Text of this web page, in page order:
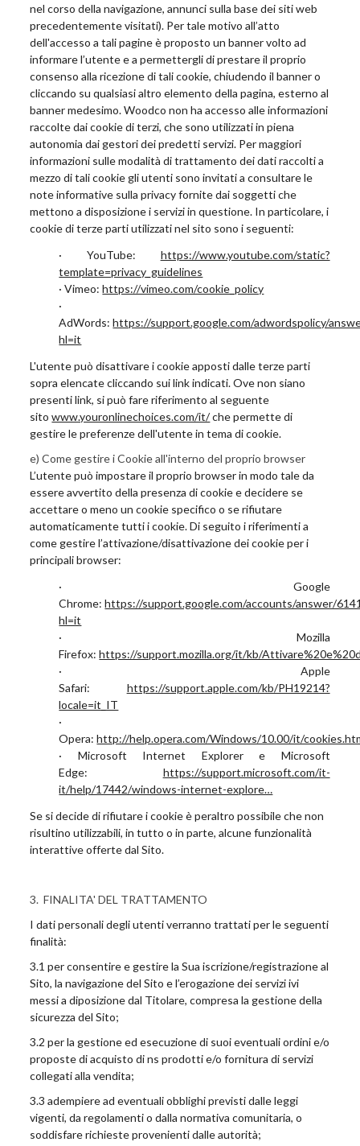
nel corso della navigazione, annunci sulla base dei siti web
precedentemente visitati). Per tale motivo all’atto
dell'accesso a tali pagine è proposto un banner volto ad
informare l’utente e a permettergli di prestare il proprio
consenso alla ricezione di tali cookie, chiudendo il banner o
cliccando su qualsiasi altro elemento della pagina, esterno al
banner medesimo. Woodco non ha accesso alle informazioni
raccolte dai cookie di terzi, che sono utilizzati in piena
autonomia dai gestori dei predetti servizi. Per maggiori
informazioni sulle modalità di trattamento dei dati raccolti a
mezzo di tali cookie gli utenti sono invitati a consultare le
note informative sulla privacy fornite dai soggetti che
mettono a disposizione i servizi in questione. In particolare, i
cookie di terze parti utilizzati nel sito sono i seguenti:
· YouTube: https://www.youtube.com/static?
template=privacy_guidelines
· Vimeo:https://vimeo.com/cookie_policy
·
AdWords:https://support.google.com/adwordspolicy/
hl=it
L'utente può disattivare i cookie apposti dalle terze parti
sopra elencate cliccando sui link indicati. Ove non siano
presenti link, si può fare riferimento al seguente
sitowww.youronlinechoices.com/it/che permette di
gestire le preferenze dell'utente in tema di cookie.
e) Come gestire i Cookie all'interno del proprio browser
L’utente può impostare il proprio browser in modo tale da
essere avvertito della presenza di cookie e decidere se
accettare o meno un cookie specifico o se rifiutare
automaticamente tutti i cookie. Di seguito i riferimenti a
come gestire l’attivazione/disattivazione dei cookie per i
principali browser:
· Google
Chrome:https://support.google.com/accounts/answer/
hl=it
· Mozilla
Firefox:https://support.mozilla.org/it/kb/
· Apple
Safari: https://support.apple.com/kb/PH19214?
locale=it_IT
·
Opera:http://help.opera.com/Windows/10.00/it/
· Microsoft Internet Explorer e Microsoft
Edge: https://support.microsoft.com/it-
it/help/17442/windows-internet-explore…
Se si decide di rifiutare i cookie è peraltro possibile che non
risultino utilizzabili, in tutto o in parte, alcune funzionalità
interattive offerte dal Sito.
3. FINALITA' DEL TRATTAMENTO
I dati personali degli utenti verranno trattati per le seguenti
finalità:
3.1 per consentire e gestire la Sua iscrizione/registrazione al
Sito, la navigazione del Sito e l’erogazione dei servizi ivi
messi a diposizione dal Titolare, compresa la gestione della
sicurezza del Sito;
3.2 per la gestione ed esecuzione di suoi eventuali ordini e/o
proposte di acquisto di ns prodotti e/o fornitura di servizi
collegati alla vendita;
3.3 adempiere ad eventuali obblighi previsti dalle leggi
vigenti, da regolamenti o dalla normativa comunitaria, o
soddisfare richieste provenienti dalle autorità;